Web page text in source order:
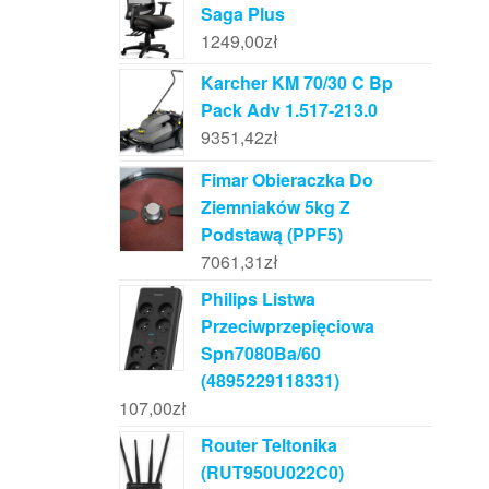
Saga Plus
1249,00zł
Karcher KM 70/30 C Bp
Pack Adv 1.517-213.0
9351,42zł
Fimar Obieraczka Do
Ziemniaków 5kg Z
Podstawą (PPF5)
7061,31zł
Philips Listwa
Przeciwprzepięciowa
Spn7080Ba/60
(4895229118331)
107,00zł
Router Teltonika
(RUT950U022C0)